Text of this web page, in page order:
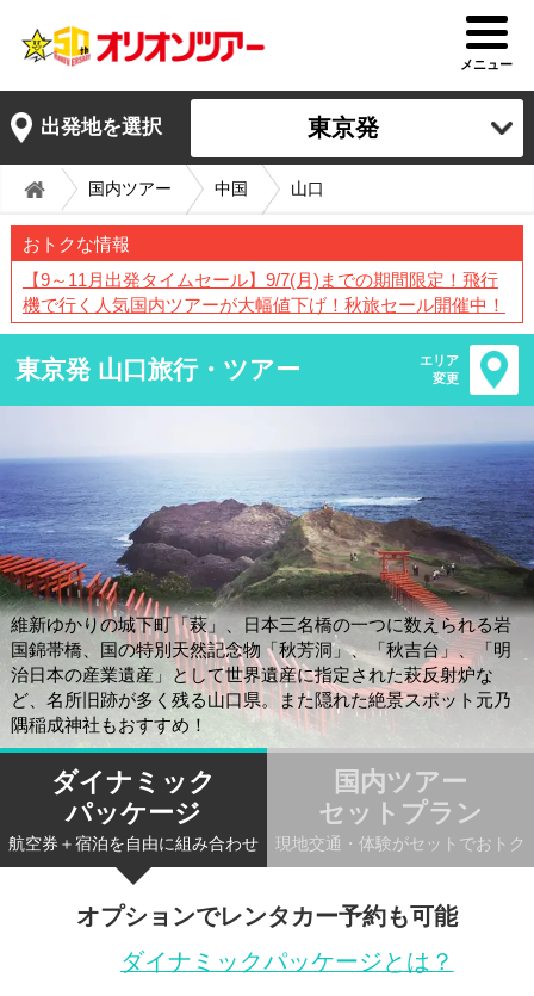
メニュー
出発地を選択 東京発
国内ツアー 中国 山口
おトクな情報
【9～11月出発タイムセール】9/7(月)までの期間限定！飛行
機で行く人気国内ツアーが大幅値下げ！秋旅セール開催中！
東京発 山口旅行・ツアー
エリア
変更
維新ゆかりの城下町「萩」、日本三名橋の一つに数えられる岩
国錦帯橋、国の特別天然記念物「秋芳洞」、「秋吉台」、「明
治日本の産業遺産」として世界遺産に指定された萩反射炉な
ど、名所旧跡が多く残る山口県。また隠れた絶景スポット元乃
隅稲成神社もおすすめ！
ダイナミック
パッケージ
航空券＋宿泊を自由に組み合わせ
国内ツアー
セットプラン
現地交通・体験がセットでおトク
オプションでレンタカー予約も可能
ダイナミックパッケージとは？